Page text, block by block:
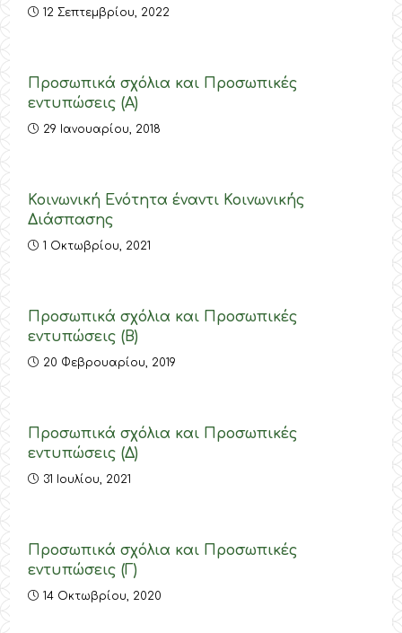
12 Σεπτεμβρίου, 2022
Προσωπικά σχόλια και Προσωπικές
εντυπώσεις (Α)
29 Ιανουαρίου, 2018
Κοινωνική Ενότητα έναντι Κοινωνικής
Διάσπασης
1 Οκτωβρίου, 2021
Προσωπικά σχόλια και Προσωπικές
εντυπώσεις (Β)
20 Φεβρουαρίου, 2019
Προσωπικά σχόλια και Προσωπικές
εντυπώσεις (Δ)
31 Ιουλίου, 2021
Προσωπικά σχόλια και Προσωπικές
εντυπώσεις (Γ)
14 Οκτωβρίου, 2020